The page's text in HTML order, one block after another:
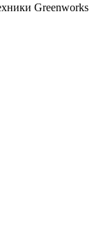
Greenworks